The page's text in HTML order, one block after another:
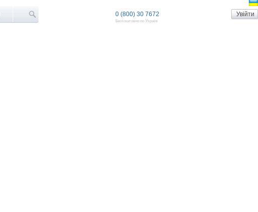
0 (800) 30 7672
Безкоштовно по Україні